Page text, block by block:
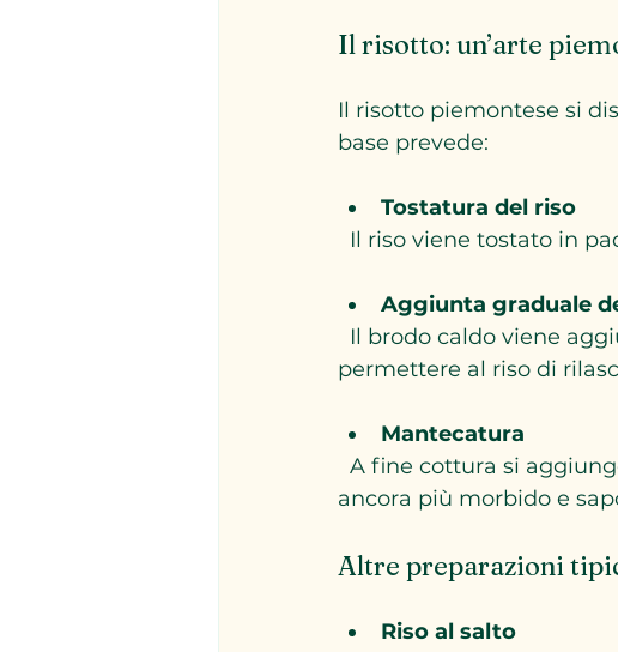
Il risotto: un’arte
Il risotto piemontese si
base prevede:
Tostatura del riso
Il riso viene tostato in
Aggiunta graduale
permettere al riso di
Mantecatura
ancora più morbido e
Altre preparazioni
Riso al salto